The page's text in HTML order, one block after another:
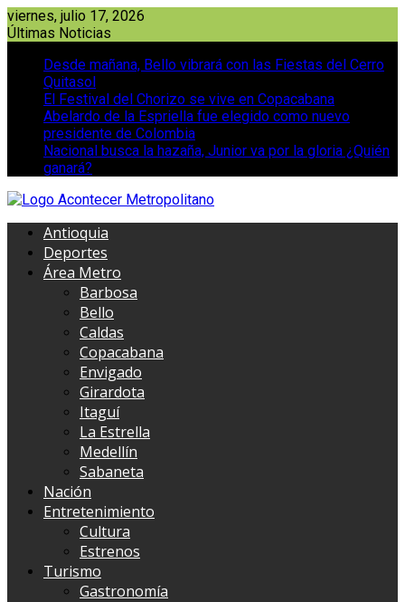
Saltar
al
viernes, julio 17, 2026
Últimas Noticias
Desde mañana, Bello vibrará con las Fiestas del Cerro
Quitasol
El Festival del Chorizo se vive en Copacabana
Abelardo de la Espriella fue elegido como nuevo
presidente de Colombia
Nacional busca la hazaña, Junior va por la gloria ¿Quién
ganará?
Antioquia
Deportes
Área Metro
Barbosa
Bello
Caldas
Copacabana
Envigado
Girardota
Itaguí
La Estrella
Medellín
Sabaneta
Nación
Entretenimiento
Cultura
Estrenos
Turismo
Gastronomía